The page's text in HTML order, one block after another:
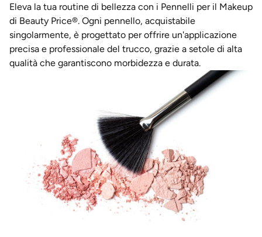
Eleva la tua routine di bellezza con i Pennelli per il Makeup
di Beauty Price®. Ogni pennello, acquistabile
singolarmente, è progettato per offrire un'applicazione
precisa e professionale del trucco, grazie a setole di alta
qualità che garantiscono morbidezza e durata.